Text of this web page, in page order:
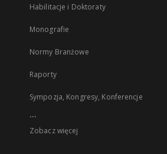
Habilitacje i Doktoraty
Monografie
Normy Branżowe
Raporty
Sympozja, Kongresy, Konferencje
...
Zobacz więcej